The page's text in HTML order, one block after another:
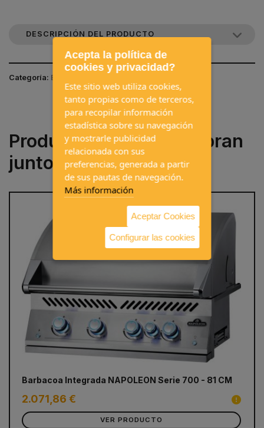
DESCRIPCIÓN DEL PRODUCTO
Categoría: BARBACOAS
Productos que se compran
juntos a menudo
Barbacoa Integrada NAPOLEON Serie 700 - 81 CM
2.071,86 €
VER PRODUCTO
prev
Acepta la política de
cookies y privacidad?
Este sitio web utiliza cookies,
tanto propias como de terceros,
para recopilar información
estadística sobre su navegación
y mostrarle publicidad
relacionada con sus
preferencias, generada a partir
de sus pautas de navegación.
Más información
Aceptar Cookies
Configurar las cookies